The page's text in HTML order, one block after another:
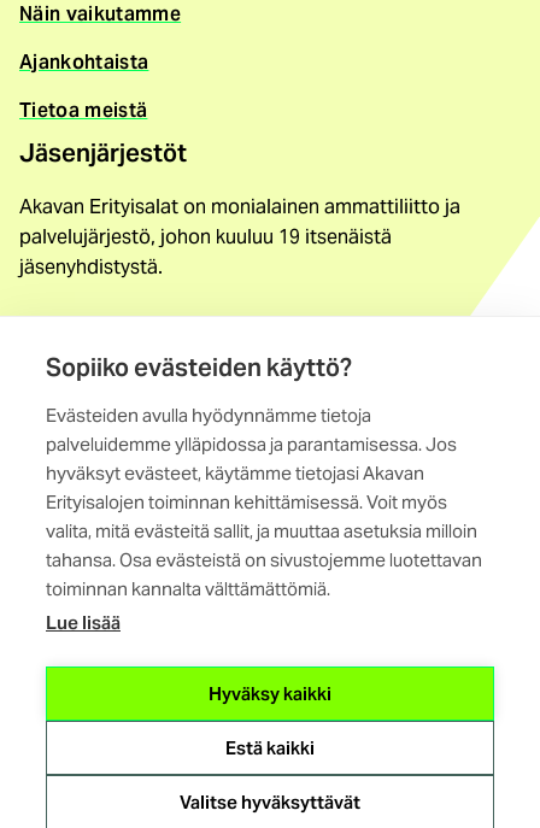
Sopiiko evästeiden käyttö?
Evästeiden avulla hyödynnämme tietoja
palveluidemme ylläpidossa ja parantamisessa. Jos
hyväksyt evästeet, käytämme tietojasi Akavan
Erityisalojen toiminnan kehittämisessä. Voit myös
valita, mitä evästeitä sallit, ja muuttaa asetuksia milloin
tahansa. Osa evästeistä on sivustojemme luotettavan
toiminnan kannalta välttämättömiä.
Lue lisää
Hyväksy kaikki
Estä kaikki
Valitse hyväksyttävät
Näin vaikutamme
Ajankohtaista
Tietoa meistä
Jäsenjärjestöt
Akavan Erityisalat on monialainen ammattiliitto ja
palvelujärjestö, johon kuuluu 19 itsenäistä
jäsenyhdistystä.
Yhteystiedot
Maistraatinportti 4 A, 6. krs
00240 Helsinki
Kaikki yhteystiedot
(ulkoinen
Tietosuojaseloste